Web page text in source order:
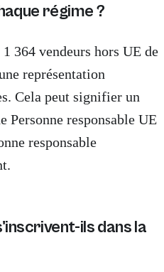
régime ?
364 vendeurs hors UE de
représentation
Cela peut signifier un
Personne responsable UE
responsable
ils dans la